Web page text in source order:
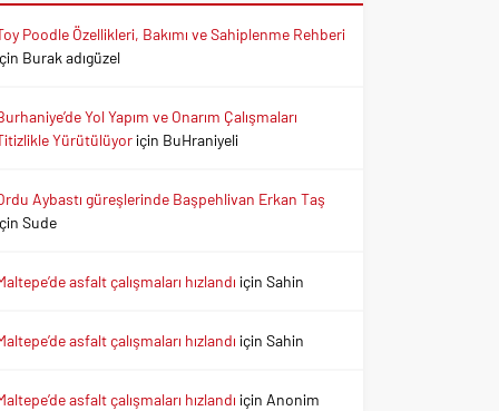
Poodle Özellikleri, Bakımı ve Sahiplenme Rehberi
Burak adıgüzel
Yol Yapım ve Onarım Çalışmaları
Yürütülüyoriçin BuHraniyeli
Aybastı güreşlerinde Başpehlivan Erkan Taş
Sude
asfalt çalışmaları hızlandı içinSahin
asfalt çalışmaları hızlandı içinSahin
asfalt çalışmaları hızlandı için Anonim